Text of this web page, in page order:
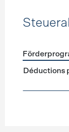
Déductions